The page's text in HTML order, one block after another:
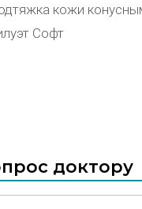
кожи
Софт
доктору